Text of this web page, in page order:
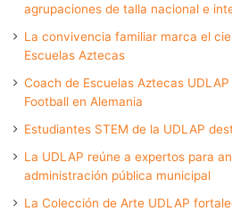
agrupaciones de talla nacional e
La convivencia familiar marca el
Escuelas Aztecas
Coach de Escuelas Aztecas
Football en Alemania
Estudiantes STEM de la UDLAP
La UDLAP reúne a expertos para
administración pública municipal
La Colección de Arte UDLAP